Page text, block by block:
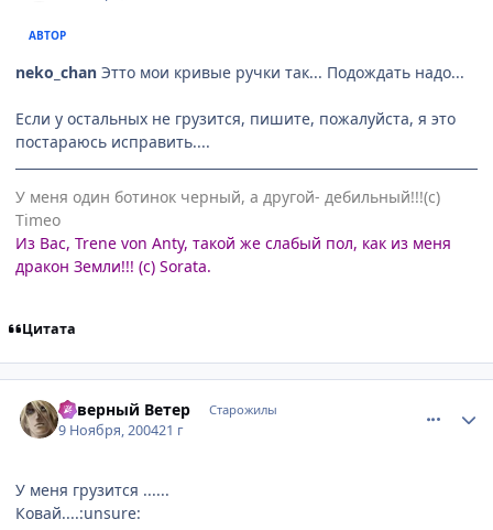
АВТОР
neko_chan Этто мои кривые ручки так... Подождать надо...
Если у остальных не грузится, пишите, пожалуйста, я это
постараюсь исправить....
У меня один ботинок черный, а другой- дебильный!!!(с)
Timeo
Из Вас, Trene von Anty, такой же слабый пол, как из меня
дракон Земли!!! (с) Sorata.
Цитата
Северный Ветер Старожилы
9 Ноября, 200421 г
У меня грузится ......
Ковай....:unsure: